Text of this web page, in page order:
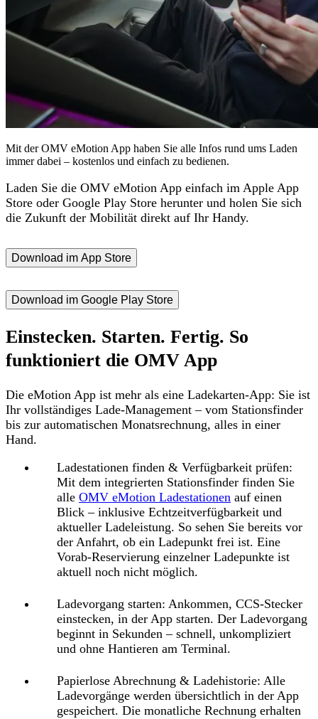
Mit der OMV eMotion App haben Sie alle Infos rund ums Laden
immer dabei – kostenlos und einfach zu bedienen.
Laden Sie die OMV eMotion App einfach im Apple App
Store oder Google Play Store herunter und holen Sie sich
die Zukunft der Mobilität direkt auf Ihr Handy.
Download im App Store
Download im Google Play Store
Einstecken. Starten. Fertig. So
funktioniert die OMV App
Die eMotion App ist mehr als eine Ladekarten-App: Sie ist
Ihr vollständiges Lade-Management– vom Stationsfinder
bis zur automatischen Monatsrechnung, alles in einer
Hand.
Ladestationen finden & Verfügbarkeit prüfen:
Mit dem integrierten Stationsfinder finden Sie
alle OMV eMotion Ladestationen auf einen
Blick – inklusive Echtzeitverfügbarkeit und
aktueller Ladeleistung. So sehen Sie bereits vor
der Anfahrt, ob ein Ladepunkt frei ist. Eine
Vorab-Reservierung einzelner Ladepunkte ist
aktuell noch nicht möglich.
Ladevorgang starten: Ankommen, CCS-Stecker
einstecken, in der App starten. Der Ladevorgang
beginnt in Sekunden – schnell, unkompliziert
und ohne Hantieren am Terminal.
Papierlose Abrechnung & Ladehistorie: Alle
Ladevorgänge werden übersichtlich in der App
gespeichert. Die monatliche Rechnung erhalten